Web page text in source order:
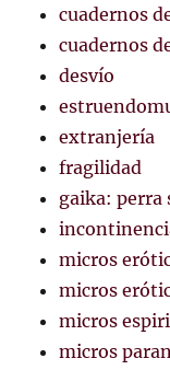
cuadernos
cuadernos
desvío
extranjería
fragilidad
gaika: perra
micros
micros
micros
micros